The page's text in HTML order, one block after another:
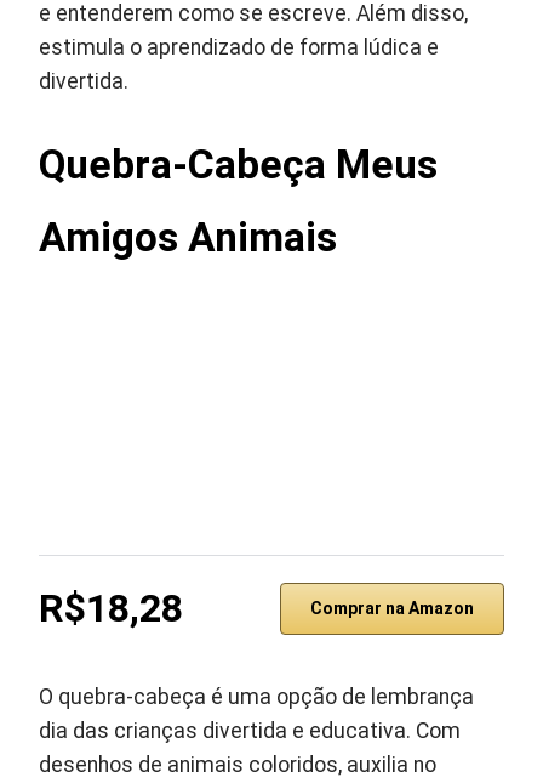
e entenderem como se escreve. Além disso,
estimula o aprendizado de forma lúdica e
divertida.
Quebra-Cabeça Meus
Amigos Animais
R$18,28 Comprar na Amazon
O quebra-cabeça é uma opção de lembrança
dia das crianças divertida e educativa. Com
desenhos de animais coloridos, auxilia no